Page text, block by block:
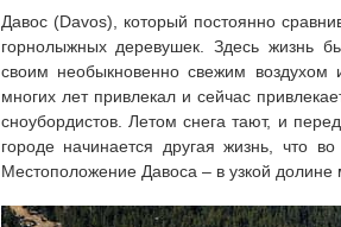
Давос (Davos), который постоянно
горнолыжных деревушек. Здесь жизнь
своим необыкновенно свежим
многих лет привлекал и сейчас
сноубордистов. Летом снега тают, и
городе начинается другая жизнь, что
Местоположение Давоса – в узкой